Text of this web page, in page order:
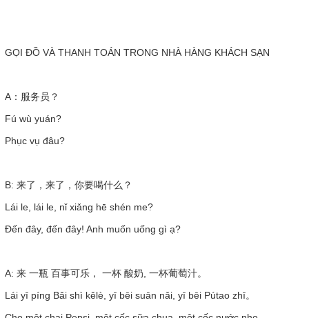
GỌI ĐỒ VÀ THANH TOÁN TRONG NHÀ HÀNG KHÁCH SẠN
A：服务员？
Fú wù yuán?
Phục vụ đâu?
B: 来了，来了，你要喝什么？
Lái le, lái le, nǐ xiǎng hē shén me?
Đến đây, đến đây! Anh muốn uống gì ạ?
A: 来 一瓶 百事可乐， 一杯 酸奶, 一杯葡萄汁。
Lái yī píng Bǎi shì kělè, yī bēi suān nǎi, yī bēi Pútao zhī。